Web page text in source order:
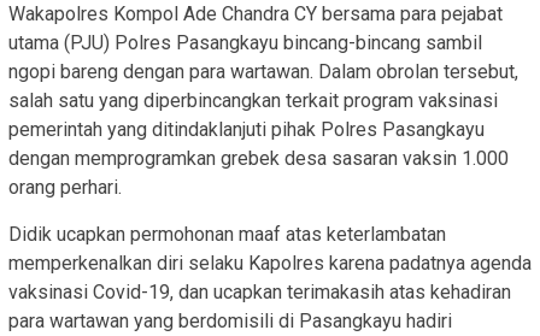
Wakapolres Kompol Ade Chandra CY bersama para pejabat
utama (PJU) Polres Pasangkayu bincang-bincang sambil
ngopi bareng dengan para wartawan. Dalam obrolan tersebut,
salah satu yang diperbincangkan terkait program vaksinasi
pemerintah yang ditindaklanjuti pihak Polres Pasangkayu
dengan memprogramkan grebek desa sasaran vaksin 1.000
orang perhari.
Didik ucapkan permohonan maaf atas keterlambatan
memperkenalkan diri selaku Kapolres karena padatnya agenda
vaksinasi Covid-19, dan ucapkan terimakasih atas kehadiran
para wartawan yang berdomisili di Pasangkayu hadiri